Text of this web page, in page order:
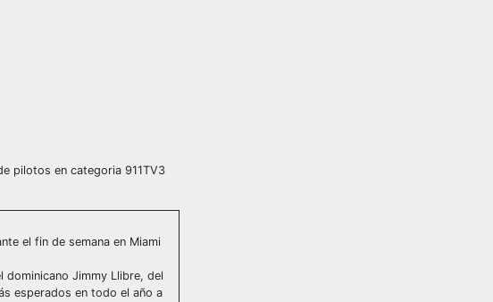
pilotos en categoria 911TV3
el fin de semana en Miami
Jimmy Llibre, del
esperados en todo el año a